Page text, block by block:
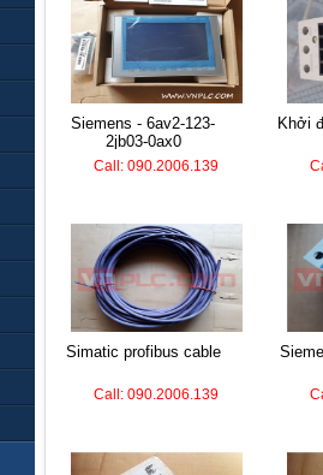
siemens - 6av2-123-
2jb03-0ax0
Call: 090.2006.139
khởi động từ - 3rt1036-
simatic profibus cable
Call: 090.2006.139